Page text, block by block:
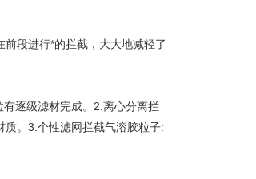
段进行*的拦截，大大地减轻了
逐级滤材完成。2.离心分离拦
。3.个性滤网拦截气溶胶粒子: